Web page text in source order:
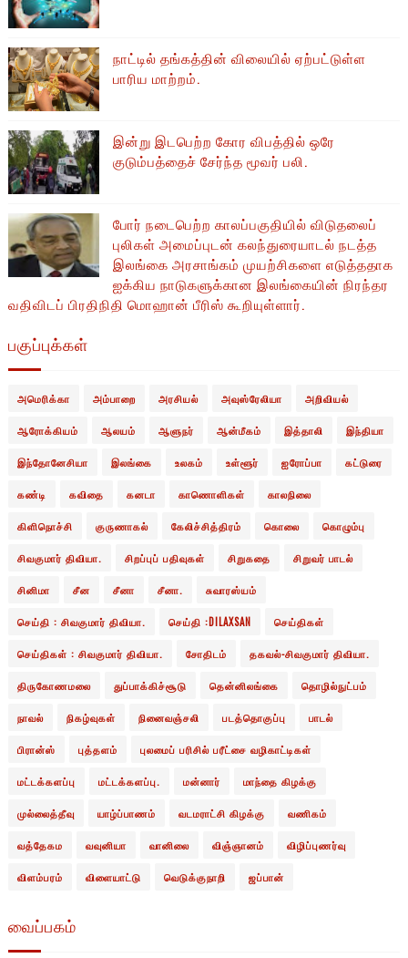
நாட்டில் தங்கத்தின் விலையில் ஏற்பட்டுள்ள
பாரிய மாற்றம்.
இன்று இடபெற்ற கோர விபத்தில் ஒரே
குடும்பத்தைச் சேர்ந்த மூவர் பலி.
போர் நடைபெற்ற காலப்பகுதியில் ​​விடுதலைப்
புலிகள் அமைப்புடன் கலந்துரையாடல் நடத்த
இலங்கை அரசாங்கம் முயற்சிகளை எடுத்ததாக
ஐக்கிய நாடுகளுக்கான இலங்கையின் நிரந்தர
வதிவிடப் பிரதிநிதி மொஹான் பீரிஸ் கூறியுள்ளார்.
பகுப்புக்கள்
அமெரிக்கா அம்பாறை அரசியல் அவுஸ்ரேலியா அறிவியல்
ஆரோக்கியம் ஆலயம் ஆளுநர் ஆன்மீகம் இத்தாலி இந்தியா
இந்தோனேசியா இலங்கை உலகம் உள்ளூர் ஐரோப்பா கட்டுரை
கண்டி கவிதை கனடா காணொளிகள் காலநிலை
கிளிநொச்சி குருணாகல் கேலிச்சித்திரம் கொலை கொழும்பு
சிவகுமார் திவியா. சிறப்புப் பதிவுகள் சிறுகதை சிறுவர் பாடல்
சினிமா சீன சீனா சீனா. சுவாரஸ்யம்
செய்தி : சிவகுமார் திவியா. செய்தி :DILAXSAN செய்திகள்
செய்திகள் : சிவகுமார் திவியா. சோதிடம் தகவல்-சிவகுமார் திவியா.
திருகோணமலை துப்பாக்கிச்சூடு தென்னிலங்கை தொழில்நுட்பம்
நாவல் நிகழ்வுகள் நினைவஞ்சலி படத்தொகுப்பு பாடல்
பிரான்ஸ் புத்தளம் புலமைப் பரிசில் பரீட்சை வழிகாட்டிகள்
மட்டக்களப்பு மட்டக்களப்பு. மன்னார் மாந்தை கிழக்கு
முல்லைத்தீவு யாழ்ப்பாணம் வடமராட்சி கிழக்கு வணிகம்
வத்தேகம வவுனியா வானிலை விஞ்ஞானம் விழிப்புணர்வு
விளம்பரம் விளையாட்டு வெடுக்குநாறி ஜப்பான்
வைப்பகம்